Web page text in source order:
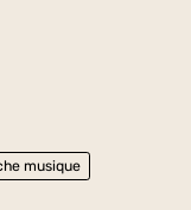
musique